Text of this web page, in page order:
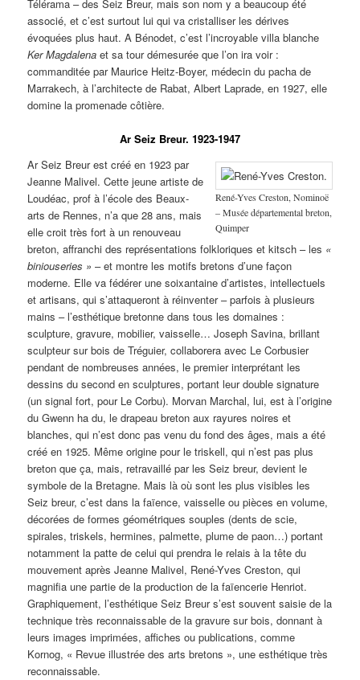
Télérama – des Seiz Breur, mais son nom y a beaucoup été
associé, et c’est surtout lui qui va cristalliser les dérives
évoquées plus haut. A Bénodet, c’est l’incroyable villa blanche
Ker Magdalena et sa tour démesurée que l’on ira voir :
commanditée par Maurice Heitz-Boyer, médecin du pacha de
Marrakech, à l’architecte de Rabat, Albert Laprade, en 1927, elle
domine la promenade côtière.
Ar Seiz Breur. 1923-1947
René-Yves Creston, Nominoë
– Musée départemental breton,
Quimper
Ar Seiz Breur est créé en 1923 par
Jeanne Malivel. Cette jeune artiste de
Loudéac, prof à l’école des Beaux-
arts de Rennes, n’a que 28 ans, mais
elle croit très fort à un renouveau
breton, affranchi des représentations folkloriques et kitsch – les «
biniouseries » – et montre les motifs bretons d’une façon
moderne. Elle va fédérer une soixantaine d’artistes, intellectuels
et artisans, qui s’attaqueront à réinventer – parfois à plusieurs
mains – l’esthétique bretonne dans tous les domaines :
sculpture, gravure, mobilier, vaisselle… Joseph Savina, brillant
sculpteur sur bois de Tréguier, collaborera avec Le Corbusier
pendant de nombreuses années, le premier interprétant les
dessins du second en sculptures, portant leur double signature
(un signal fort, pour Le Corbu). Morvan Marchal, lui, est à l’origine
du Gwenn ha du, le drapeau breton aux rayures noires et
blanches, qui n’est donc pas venu du fond des âges, mais a été
créé en 1925. Même origine pour le triskell, qui n’est pas plus
breton que ça, mais, retravaillé par les Seiz breur, devient le
symbole de la Bretagne. Mais là où sont les plus visibles les
Seiz breur, c’est dans la faïence, vaisselle ou pièces en volume,
décorées de formes géométriques souples (dents de scie,
spirales, triskels, hermines, palmette, plume de paon…) portant
notamment la patte de celui qui prendra le relais à la tête du
mouvement après Jeanne Malivel, René-Yves Creston, qui
magnifia une partie de la production de la faïencerie Henriot.
Graphiquement, l’esthétique Seiz Breur s’est souvent saisie de la
technique très reconnaissable de la gravure sur bois, donnant à
leurs images imprimées, affiches ou publications, comme
Kornog, « Revue illustrée des arts bretons », une esthétique très
reconnaissable.